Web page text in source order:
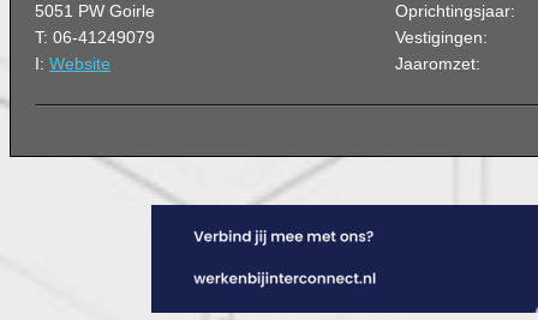
5051 PW Goirle
T: 06-41249079
I: Website
Oprichtingsjaar:
Vestigingen:
Jaaromzet: